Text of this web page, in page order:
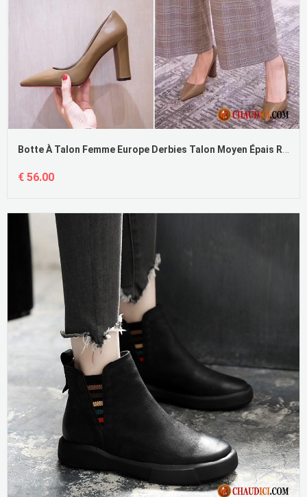
Botte À Talon Femme Europe Derbies Talon Moyen Épais Rétro
€ 56.00